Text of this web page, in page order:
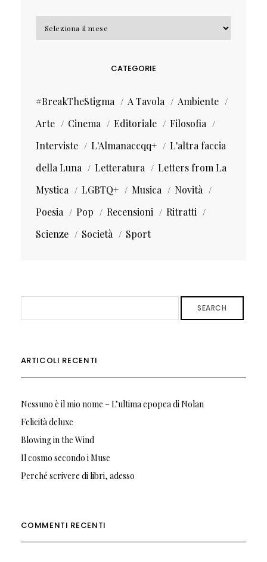
CATEGORIE
#BreakTheStigma A Tavola
Ambiente
Arte
Cinema Editoriale
Filosofia
Interviste
L'Almanaccqq+
L'altra faccia
della Luna
Letteratura
Letters from La
Mystica
LGBTQ+ Musica
Novità
Poesia
Pop Recensioni
Ritratti
Scienze
Società Sport
SEARCH
ARTICOLI RECENTI
Nessuno è il mio nome – L’ultima epopea di Nolan
Felicità deluxe
Blowing in the Wind
Il cosmo secondo i Muse
Perché scrivere di libri, adesso
COMMENTI RECENTI